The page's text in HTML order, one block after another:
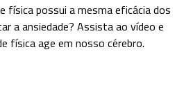
física possui a mesma eficácia dos
a ansiedade? Assista ao vídeo e
física age em nosso cérebro.